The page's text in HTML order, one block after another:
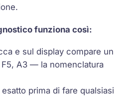
funziona così:
e sul display compare un
F5, A3 — la nomenclatura
prima di fare qualsiasi